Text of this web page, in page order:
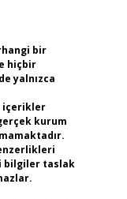
bir
hiçbir
yalnızca
içerikler
kurum
bilgiler taslak